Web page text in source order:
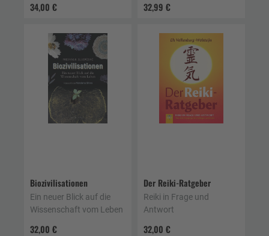
34,00 € 32,99 €
Biozivilisationen
32,00 €
Ein neuer Blick auf die
Wissenschaft vom Leben
Der Reiki-Ratgeber
32,00 €
Reiki in Frage und
Antwort